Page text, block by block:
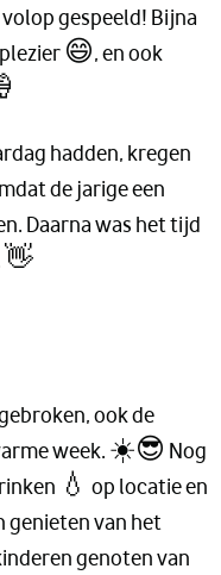
gespeeld! Bijna
😄, en ook
hadden, kregen
de jarige een
Daarna was het tijd
👋
ook de
week. ☀️😎 Nog
💧 op locatie en
genieten van het
genoten van